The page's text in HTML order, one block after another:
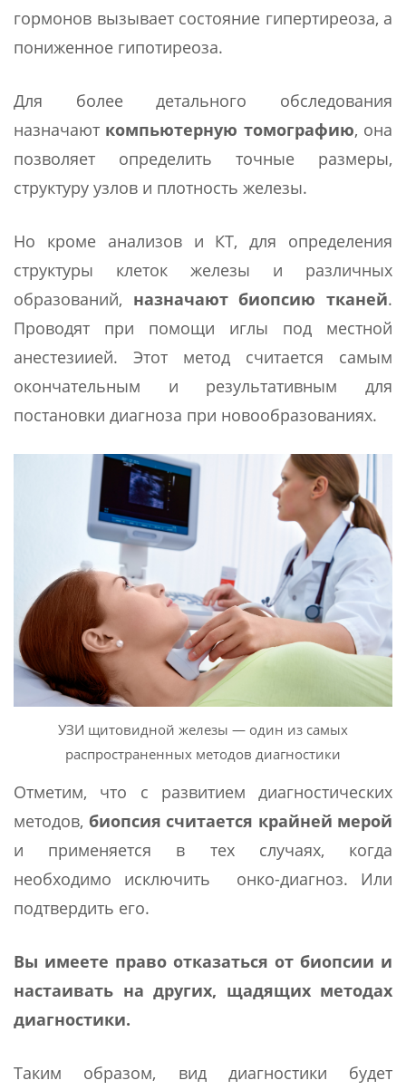
гормонов вызывает состояние гипертиреоза, а
пониженное гипотиреоза.
Для более детального обследования
назначают компьютерную томографию, она
позволяет определить точные размеры,
структуру узлов и плотность железы.
Но кроме анализов и КТ, для определения
структуры клеток железы и различных
образований, назначают биопсию тканей.
Проводят при помощи иглы под местной
анестезиией. Этот метод считается самым
окончательным и результативным для
постановки диагноза при новообразованиях.
УЗИ щитовидной железы — один из самых
распространенных методов диагностики
Отметим, что с развитием диагностических
методов, биопсия считается крайней мерой
и применяется в тех случаях, когда
необходимо исключить онко-диагноз. Или
подтвердить его.
Вы имеете право отказаться от биопсии и
настаивать на других, щадящих методах
диагностики.
Таким образом, вид диагностики будет